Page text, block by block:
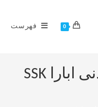
0 فهرست
پمپ لجن کش چدنی ابارا SSK